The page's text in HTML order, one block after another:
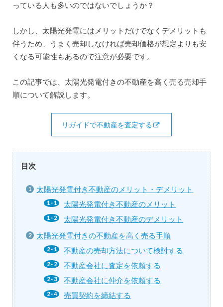
っている人も多いのではないでしょうか？
しかし、太陽光発電にはメリットだけでなくデメリットも
伴うため、うまく売却しなければ売却価格が想定よりも安
くなる可能性もあるので注意が必要です。
この記事では、太陽光発電付きの不動産を高く売る売却手
順について解説します。
リガイドで不動産を査定する
目次
太陽光発電付き不動産のメリット・デメリット
太陽光発電付き不動産のメリット
太陽光発電付き不動産のデメリット
太陽光発電付きの不動産を高く売る手順
不動産の売却方法について検討する
不動産会社に査定を依頼する
不動産会社に仲介を依頼する
売買契約を締結する